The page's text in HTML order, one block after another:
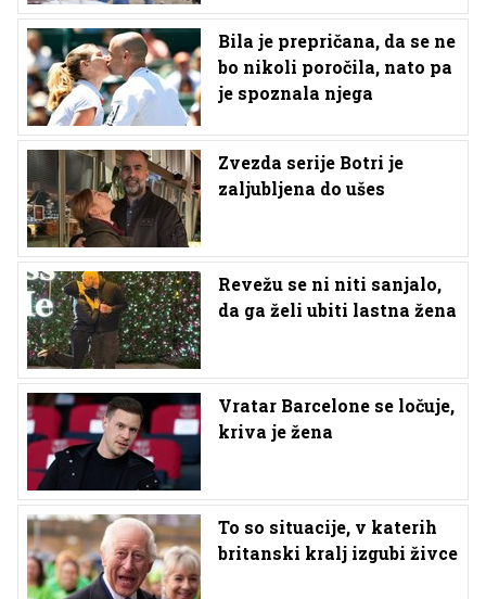
Bila je prepričana, da se ne
bo nikoli poročila, nato pa
je spoznala njega
Zvezda serije Botri je
zaljubljena do ušes
Revežu se ni niti sanjalo,
da ga želi ubiti lastna žena
Vratar Barcelone se ločuje,
kriva je žena
To so situacije, v katerih
britanski kralj izgubi živce